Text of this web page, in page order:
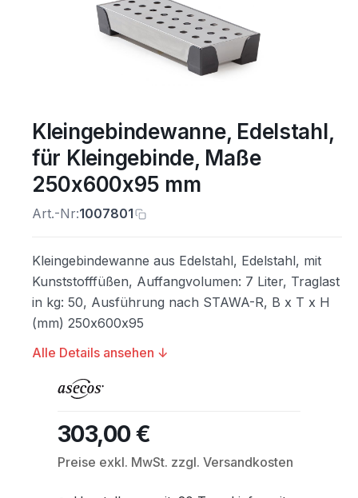
Kleingebindewanne, Edelstahl,
für Kleingebinde, Maße
250x600x95 mm
Art.-Nr:1007801
Kleingebindewanne aus Edelstahl, Edelstahl, mit
Kunststofffüßen, Auffangvolumen: 7 Liter, Traglast
in kg: 50, Ausführung nach STAWA-R, B x T x H
(mm) 250x600x95
Alle Details ansehen ↓
Regulärer Preis:
303,00 €
Preise exkl. MwSt. zzgl. Versandkosten